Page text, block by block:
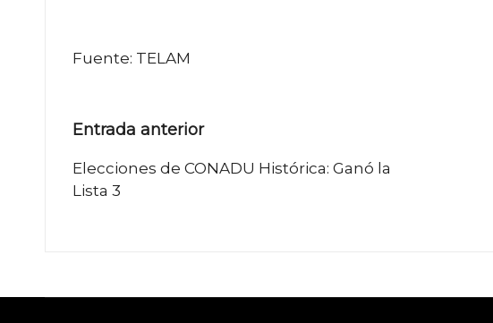
Fuente: TELAM
Navegación
de
Entrada anterior
Elecciones de CONADU Histórica: Ganó la
Lista 3